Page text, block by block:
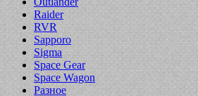
Raider
RVR
Sapporo
Sigma
Space Gear
Space Wagon
Разное